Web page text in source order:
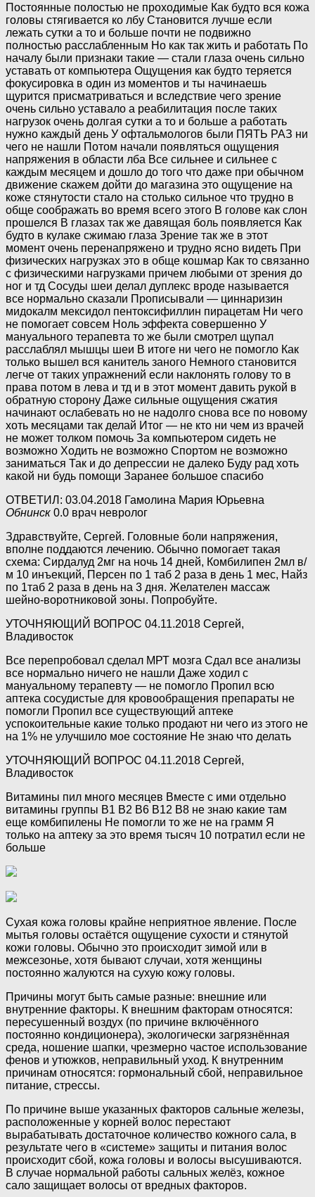
Постоянные полостью не проходимые Как будто вся кожа
головы стягивается ко лбу Становится лучше если
лежать сутки а то и больше почти не подвижно
полностью расслабленным Но как так жить и работать По
началу были признаки такие — стали глаза очень сильно
уставать от компьютера Ощущения как будто теряется
фокусировка в один из моментов и ты начинаешь
щурится присматриваться и вследствие чего зрение
очень сильно уставало а реабилитация после таких
нагрузок очень долгая сутки а то и больше а работать
нужно каждый день У офтальмологов были ПЯТЬ РАЗ ни
чего не нашли Потом начали появляться ощущения
напряжения в области лба Все сильнее и сильнее с
каждым месяцем и дошло до того что даже при обычном
движение скажем дойти до магазина это ощущение на
коже стянутости стало на столько сильное что трудно в
обще соображать во время всего этого В голове как слон
прошелся В глазах так же давящая боль появляется Как
будто в кулаке сжимаю глаза Зрение так же в этот
момент очень перенапряжено и трудно ясно видеть При
физических нагрузках это в обще кошмар Как то связанно
с физическими нагрузками причем любыми от зрения до
ног и тд Сосуды шеи делал дуплекс вроде называется
все нормально сказали Прописывали — циннаризин
мидокалм мексидол пентоксифиллин пирацетам Ни чего
не помогает совсем Ноль эффекта совершенно У
мануального терапевта то же были смотрел щупал
расслаблял мышцы шеи В итоге ни чего не помогло Как
только вышел вся канитель заного Немного становится
легче от таких упражнений если наклонять голову то в
права потом в лева и тд и в этот момент давить рукой в
обратную сторону Даже сильные ощущения сжатия
начинают ослабевать но не надолго снова все по новому
хоть месяцами так делай Итог — не кто ни чем из врачей
не может толком помочь За компьютером сидеть не
возможно Ходить не возможно Спортом не возможно
заниматься Так и до депрессии не далеко Буду рад хоть
какой ни будь помощи Заранее большое спасибо
ОТВЕТИЛ: 03.04.2018 Гамолина Мария Юрьевна
Обнинск 0.0 врач невролог
Здравствуйте, Сергей. Головные боли напряжения,
вполне поддаются лечению. Обычно помогает такая
схема: Сирдалуд 2мг на ночь 14 дней, Комбилипен 2мл в/
м 10 инъекций, Персен по 1 таб 2 раза в день 1 мес, Найз
по 1таб 2 раза в день на 3 дня. Желателен массаж
шейно-воротниковой зоны. Попробуйте.
УТОЧНЯЮЩИЙ ВОПРОС 04.11.2018 Сергей,
Владивосток
Все перепробовал сделал МРТ мозга Сдал все анализы
все нормально ничего не нашли Даже ходил с
мануальному терапевту — не помогло Пропил всю
аптека сосудистые для кровообращения препараты не
помогли Пропил все существующий аптеке
успокоительные какие только продают ни чего из этого не
на 1% не улучшило мое состояние Не знаю что делать
УТОЧНЯЮЩИЙ ВОПРОС 04.11.2018 Сергей,
Владивосток
Витамины пил много месяцев Вместе с ими отдельно
витамины группы B1 B2 B6 B12 B8 не знаю какие там
еще комбипилены Не помогли то же не на грамм Я
только на аптеку за это время тысяч 10 потратил если не
больше
Сухая кожа головы крайне неприятное явление. После
мытья головы остаётся ощущение сухости и стянутой
кожи головы. Обычно это происходит зимой или в
межсезонье, хотя бывают случаи, хотя женщины
постоянно жалуются на сухую кожу головы.
Причины могут быть самые разные: внешние или
внутренние факторы. К внешним факторам относятся:
пересушенный воздух (по причине включённого
постоянно кондиционера), экологически загрязнённая
среда, ношение шапки, чрезмерно частое использование
фенов и утюжков, неправильный уход. К внутренним
причинам относятся: гормональный сбой, неправильное
питание, стрессы.
По причине выше указанных факторов сальные железы,
расположенные у корней волос перестают
вырабатывать достаточное количество кожного сала, в
результате чего в «системе» защиты и питания волос
происходит сбой, кожа головы и волосы высушиваются.
В случае нормальной работы сальных желёз, кожное
сало защищает волосы от вредных факторов.